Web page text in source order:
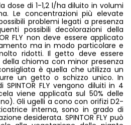
dose di 1-1,2 l/ha diluito in volumi
Le concentrazioni più elevate
problemi legati a presenza
possibili decolorazioni della
FLY non deve essere applicato
ma in modo particolare e
ridotti. Il getto deve essere
chioma con minor presenza
è quella che utilizza un
un getto o schizzo unico. In
SPINTOR FLY vengono diluiti in 4
viene applicata sul 50% delle
Gli ugelli a cono con orifizi D2-
interna, sono in grado di
desiderata. SPINTOR FLY può